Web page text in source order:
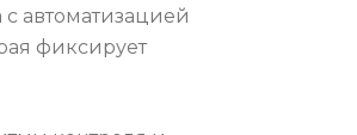
с автоматизацией
фиксирует